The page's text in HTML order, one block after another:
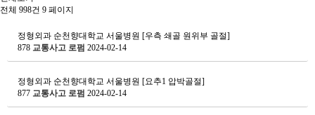
전체 998건 9 페이지
정형외과 순천향대학교 서울병원 [우측 쇄골 원위부 골절]
878 교통사고 로펌 2024-02-14
정형외과 순천향대학교 서울병원 [요추1 압박골절]
877 교통사고 로펌 2024-02-14